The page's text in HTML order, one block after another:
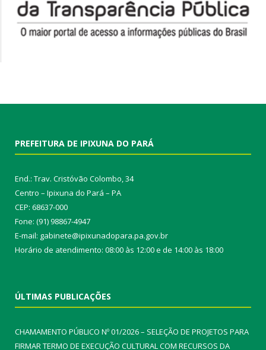
PREFEITURA DE IPIXUNA DO PARÁ
End.: Trav. Cristóvão Colombo, 34
Centro – Ipixuna do Pará – PA
CEP: 68637-000
Fone: (91) 98867-4947
E-mail: gabinete@ipixunadopara.pa.gov.br
Horário de atendimento: 08:00 às 12:00 e de 14:00 às 18:00
ÚLTIMAS PUBLICAÇÕES
CHAMAMENTO PÚBLICO Nº 01/2026 – SELEÇÃO DE PROJETOS PARA
FIRMAR TERMO DE EXECUÇÃO CULTURAL COM RECURSOS DA